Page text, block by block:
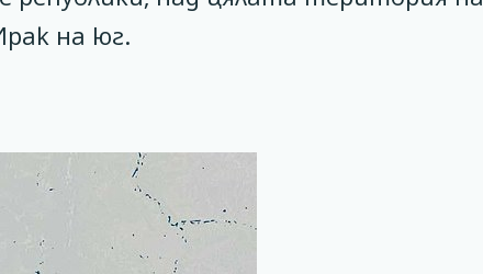
на юг.